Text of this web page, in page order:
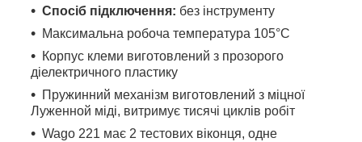
Спосіб підключення: без інструменту
Максимальна робоча температура 105°C
Корпус клеми виготовлений з прозорого
діелектричного пластику
Пружинний механізм виготовлений з міцної
Луженной міді, витримує тисячі циклів робіт
Wago 221 має 2 тестових віконця, одне